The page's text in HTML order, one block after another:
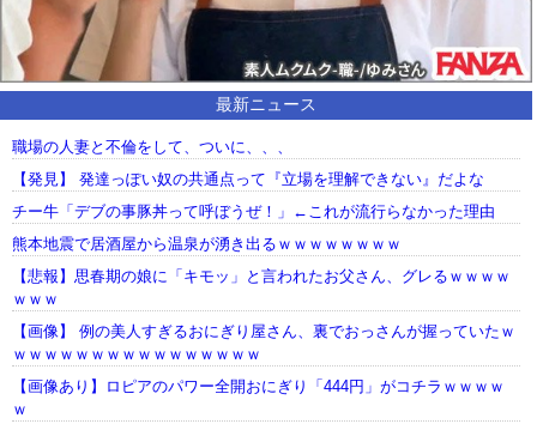
最新ニュース
職場の人妻と不倫をして、ついに、、、
【発見】 発達っぽい奴の共通点って『立場を理解できない』だよな
チー牛「デブの事豚丼って呼ぼうぜ！」←これが流行らなかった理由
熊本地震で居酒屋から温泉が湧き出るｗｗｗｗｗｗｗｗ
【悲報】思春期の娘に「キモッ」と言われたお父さん、グレるｗｗｗｗ
ｗｗｗ
【画像】 例の美人すぎるおにぎり屋さん、裏でおっさんが握っていたｗ
ｗｗｗｗｗｗｗｗｗｗｗｗｗｗｗｗ
【画像あり】ロピアのパワー全開おにぎり「444円」がコチラｗｗｗｗ
ｗ